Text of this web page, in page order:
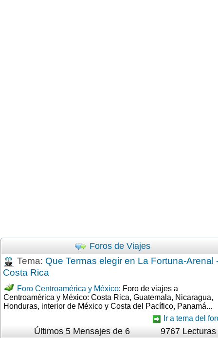
Foros de Viajes
Tema: Que Termas elegir en La Fortuna-Arenal
Costa Rica
Foro Centroamérica y México: Foro de viajes a
Centroamérica y México: Costa Rica, Guatemala, Nicaragua,
Honduras, interior de México y Costa del Pacífico, Panamá...
Ir a tema del
Últimos 5 Mensajes de 6
9767 Lecturas